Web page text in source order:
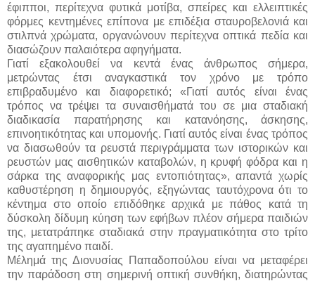
έφιπποι, περίτεχνα φυτικά μοτίβα, σπείρες και ελλειπτικές
φόρμες κεντημένες επίπονα με επιδέξια σταυροβελονιά και
στιλπνά χρώματα, οργανώνουν περίτεχνα οπτικά πεδία και
διασώζουν παλαιότερα αφηγήματα.
Γιατί εξακολουθεί να κεντά ένας άνθρωπος σήμερα,
μετρώντας έτσι αναγκαστικά τον χρόνο με τρόπο
επιβραδυμένο και διαφορετικό; «Γιατί αυτός είναι ένας
τρόπος να τρέψει τα συναισθήματά του σε μια σταδιακή
διαδικασία παρατήρησης και κατανόησης, άσκησης,
επινοητικότητας και υπομονής. Γιατί αυτός είναι ένας τρόπος
να διασωθούν τα ρευστά περιγράμματα των ιστορικών και
ρευστών μας αισθητικών καταβολών, η κρυφή φόδρα και η
σάρκα της αναφορικής μας εντοπιότητας», απαντά χωρίς
καθυστέρηση η δημιουργός, εξηγώντας ταυτόχρονα ότι το
κέντημα στο οποίο επιδόθηκε αρχικά με πάθος κατά τη
δύσκολη δίδυμη κύηση των εφήβων πλέον σήμερα παιδιών
της, μετατράπηκε σταδιακά στην πραγματικότητα στο τρίτο
της αγαπημένο παιδί.
Μέλημά της Διονυσίας Παπαδοπούλου είναι να μεταφέρει
την παράδοση στη σημερινή οπτική συνθήκη, διατηρώντας